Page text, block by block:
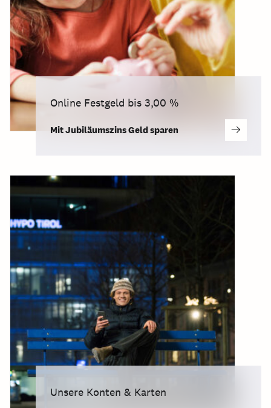
Online Festgeld bis 3,00 %
Mit Jubiläumszins Geld sparen
Unsere Konten & Karten